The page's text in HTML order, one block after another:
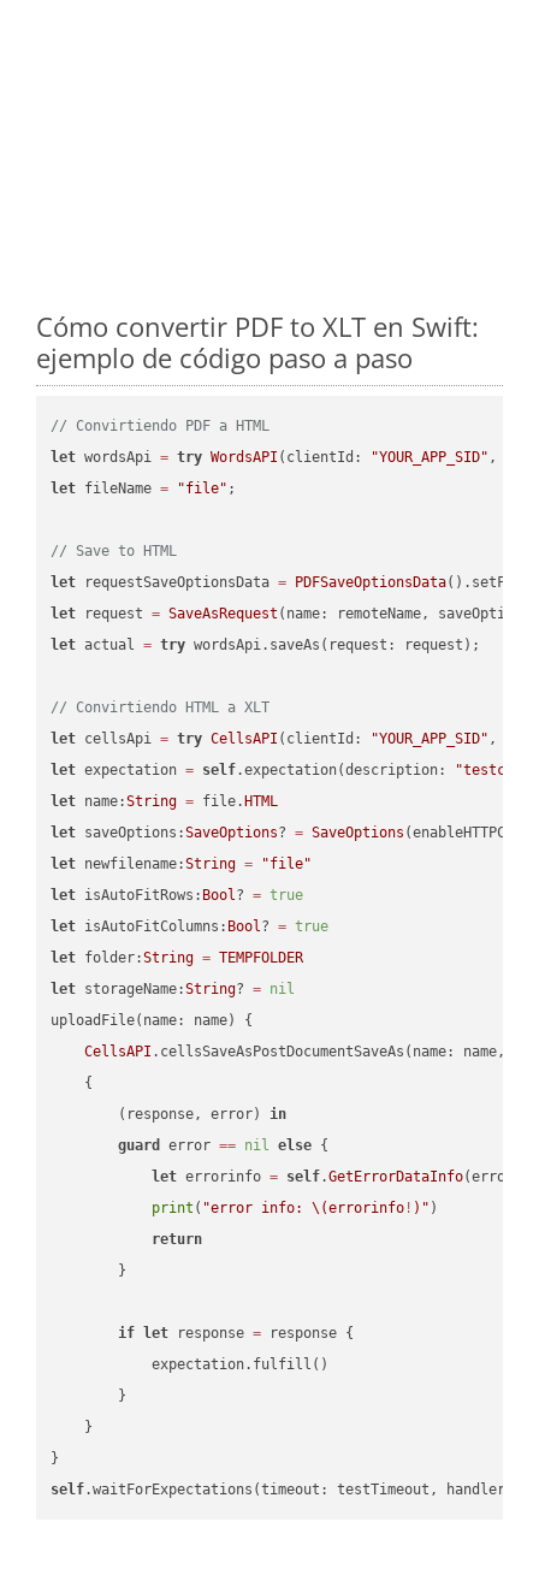
Cómo convertir PDF to XLT en Swift:
ejemplo de código paso a paso
// Convirtiendo PDF a HTML
let wordsApi = try WordsAPI (clientId: "YOUR_APP_SID" ,
let fileName = "file" ;
// Save to HTML
let requestSaveOptionsData = PDFSaveOptionsData
let request = SaveAsRequest (name: remoteName,
let actual = try wordsApi.saveAs(request: request);
// Convirtiendo HTML a XLT
let cellsApi = try CellsAPI (clientId: "YOUR_APP_SID" ,
let expectation = self.expectation(description:
let name:String = file. HTML
let saveOptions:SaveOptions? = SaveOptions
let newfilename:String =
"file"
let isAutoFitRows: Bool? = true
let isAutoFitColumns: Bool? = true
let folder:String = TEMPFOLDER
let storageName:String? = nil
uploadFile(name: name) {
CellsAPI .cellsSaveAsPostDocumentSaveAs(name:
    {
        (response, error)
in
guard
error == nil else {
let errorinfo = self.GetErrorDataInfo(error:
print ( "error info: \(errorinfo ! ) " )
return
        }
if let response = response {
            expectation.fulfill()
        }
    }
self.waitForExpectations(timeout: testTimeout, handler: